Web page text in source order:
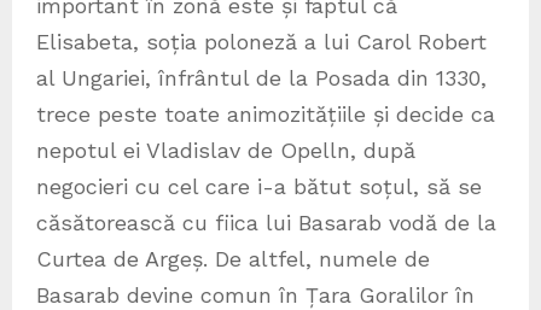
important în zonă este și faptul că
Elisabeta, soția poloneză a lui Carol Robert
al Ungariei, înfrântul de la Posada din 1330,
trece peste toate animozitățiile și decide ca
nepotul ei Vladislav de Opelln, după
negocieri cu cel care i-a bătut soțul, să se
căsătorească cu fiica lui Basarab vodă de la
Curtea de Argeș. De altfel, numele de
Basarab devine comun în Țara Goralilor în